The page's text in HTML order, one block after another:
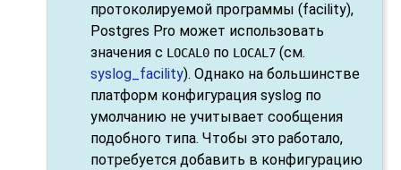
протоколируемой программы (facility),
Postgres Pro может использовать
значения с LOCAL0 по LOCAL7 (см.
syslog_facility). Однако на большинстве
платформ конфигурация syslog по
умолчанию не учитывает сообщения
подобного типа. Чтобы это работало,
потребуется добавить в конфигурацию